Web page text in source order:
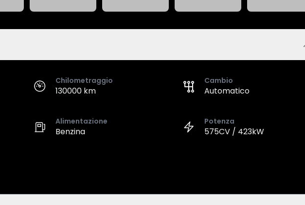
Chilometraggio
130000 km
Cambio
Automatico
Alimentazione
Benzina
Potenza
575CV / 423kW